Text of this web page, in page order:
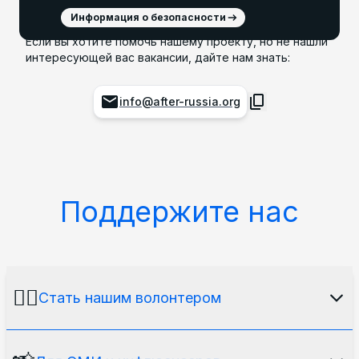
Информация о безопасности
Если вы хотите помочь нашему проекту, но не нашли
интересующей вас вакансии, дайте нам знать:
info@after-russia.org
Поддержите нас
🙋‍♂️Стать нашим волонтером
Наша медиаплатформа не существовала бы